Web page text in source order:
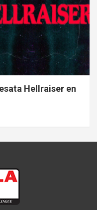
Hellraiser en